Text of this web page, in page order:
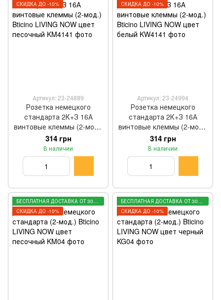
СКИДКА ДО -10%
Артикул: 23-24889
Розетка немецкого
стандарта 2К+З 16А
винтовые клеммы (2-мод.)
Bticino LIVING NOW цвет
песочный KM4141
314 грн
В наличии
СКИДКА ДО -10%
Артикул: 23-24994
Розетка немецкого
стандарта 2К+З 16А
винтовые клеммы (2-мод.)
Bticino LIVING NOW цвет
белый KW4141
314 грн
В наличии
БЕСПЛАТНАЯ ДОСТАВКА ОТ 3000 ГРН
СКИДКА ДО -10%
БЕСПЛАТНАЯ ДОСТАВКА ОТ 3000 ГРН
СКИДКА ДО -10%